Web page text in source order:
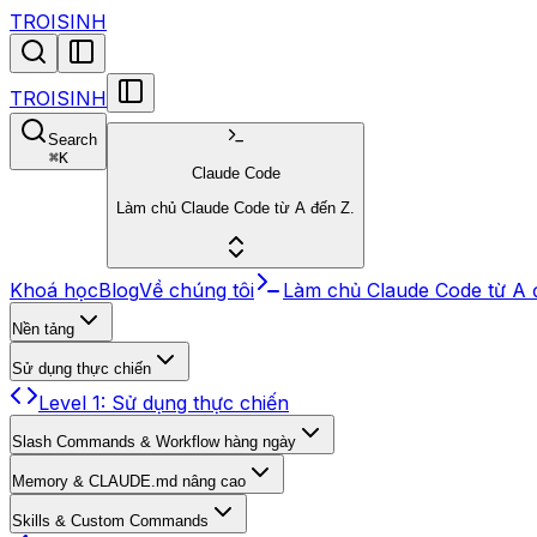
TROISINH
TROISINH
Search
⌘K
Claude Code
Làm chủ Claude Code từ A đến Z.
Khoá họcBlogVề chúng tôi Làm chủ Claude Code từ A
Nền tảng
Sử dụng thực chiến
Level 1: Sử dụng thực chiến
Slash Commands & Workflow hàng ngày
Memory & CLAUDE.md nâng cao
Skills & Custom Commands